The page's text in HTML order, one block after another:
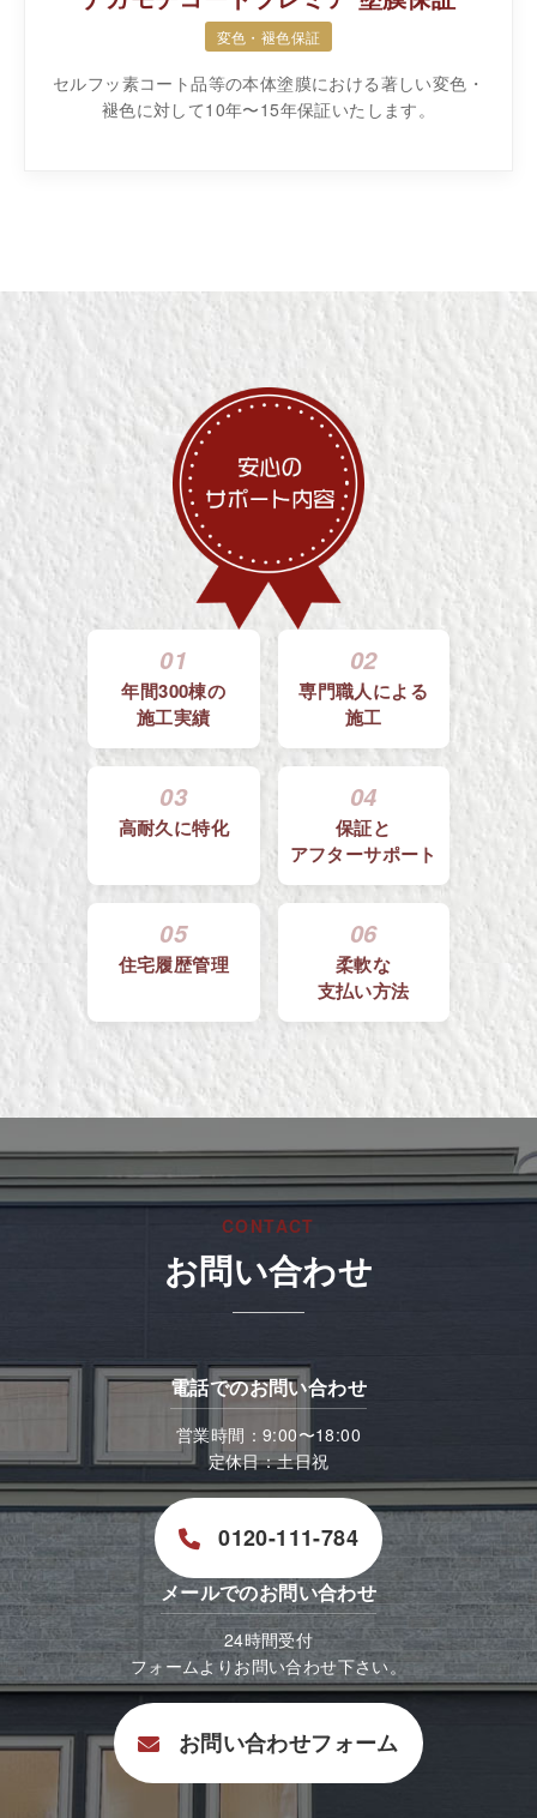
変色・褪色保証
セルフッ素コート品等の本体塗膜における著しい変色・
褪色に対して10年〜15年保証いたします。
01
年間300棟の
施工実績
02
専門職人による
施工
03
高耐久に特化
04
保証と
アフターサポート
05
住宅履歴管理
06
柔軟な
支払い方法
CONTACT
お問い合わせ
電話でのお問い合わせ
営業時間：9:00〜18:00
定休日：土日祝
0120-111-784
メールでのお問い合わせ
24時間受付
フォームよりお問い合わせ下さい。
お問い合わせフォーム